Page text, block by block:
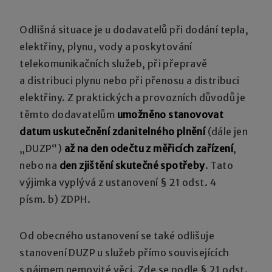
Odlišná situace je u dodavatelů při dodání tepla,
elektřiny, plynu, vody a poskytování
telekomunikačních služeb, při přepravě
a distribuci plynu nebo při přenosu a distribuci
elektřiny. Z praktických a provozních důvodů je
těmto dodavatelům umožněno stanovovat
datum uskutečnění zdanitelného plnění(dále jen
„DUZP“) až na den odečtu z měřicích zařízení,
nebo na den zjištění skutečné spotřeby. Tato
výjimka vyplývá z ustanovení § 21 odst. 4
písm. b) ZDPH.
Od obecného ustanovení se také odlišuje
stanovení DUZP u služeb přímo souvisejících
s nájmem nemovité věci. Zde se podle § 21 odst.